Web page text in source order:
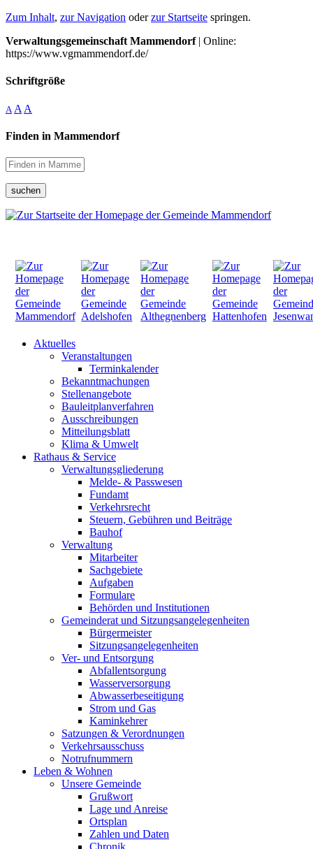
Zum Inhalt, zur Navigation oderzur Startseite springen.
Verwaltungsgemeinschaft Mammendorf| Online:
https://www.vgmammendorf.de/
Schriftgröße
A A A
Finden in Mammendorf
suchen
Aktuelles
Veranstaltungen
Terminkalender
Bekanntmachungen
Stellenangebote
Bauleitplanverfahren
Ausschreibungen
Mitteilungsblatt
Klima & Umwelt
Rathaus & Service
Verwaltungsgliederung
Melde- & Passwesen
Fundamt
Verkehrsrecht
Steuern, Gebühren und Beiträge
Bauhof
Verwaltung
Mitarbeiter
Sachgebiete
Aufgaben
Formulare
Behörden und Institutionen
Gemeinderat und Sitzungsangelegenheiten
Bürgermeister
Sitzungsangelegenheiten
Ver- und Entsorgung
Abfallentsorgung
Wasserversorgung
Abwasserbeseitigung
Strom und Gas
Kaminkehrer
Satzungen & Verordnungen
Verkehrsausschuss
Notrufnummern
Leben & Wohnen
Unsere Gemeinde
Grußwort
Lage und Anreise
Ortsplan
Zahlen und Daten
Chronik